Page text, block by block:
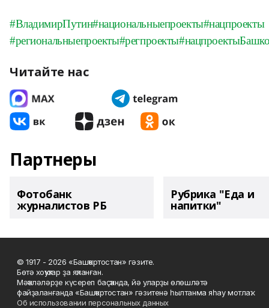
#ВладимирПутин#национальныепроекты#нацпроекты
#региональныепроекты#регпроекты
Читайте нас
Партнеры
Фотобанк
журналистов РБ
Рубрика "Еда и
напитки"
© 1917 - 2026 «Башҡортостан» гәзите.
Бөтә хоҡуҡтар ҙа яҡланған.
Мәҡәләләрҙе күсереп баҫҡанда, йә уларҙы өлөшләтә
файҙаланғанда «Башҡортостан» гәзитенә һылтанма яһау мотлаҡ.
Об использовании персональных данных